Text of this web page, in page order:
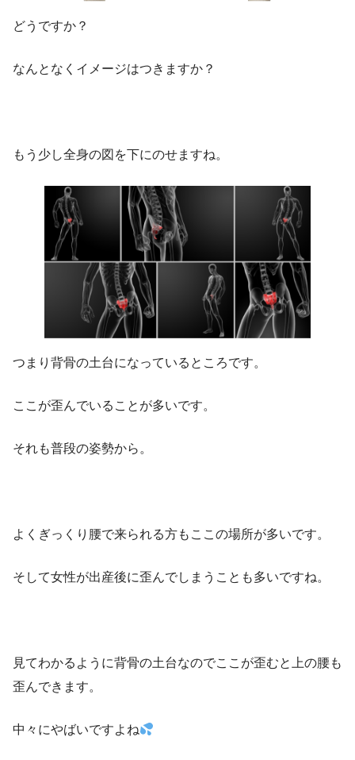
どうですか？
なんとなくイメージはつきますか？
もう少し全身の図を下にのせますね。
つまり背骨の土台になっているところです。
ここが歪んでいることが多いです。
それも普段の姿勢から。
よくぎっくり腰で来られる方もここの場所が多いです。
そして女性が出産後に歪んでしまうことも多いですね。
見てわかるように背骨の土台なのでここが歪むと上の腰も
歪んできます。
中々にやばいですよね